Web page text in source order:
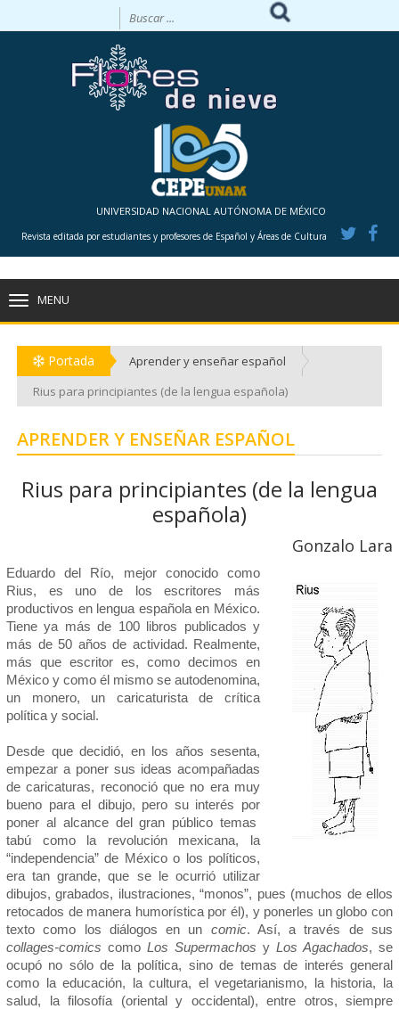
UNIVERSIDAD NACIONAL AUTÓNOMA DE MÉXICO
Revista editada por estudiantes y profesores de Español y Áreas de Cultura
MENU
Portada
Aprender y enseñar español
Rius para principiantes (de la lengua española)
APRENDER Y ENSEÑAR ESPAÑOL
Rius para principiantes (de la lengua
española)
Gonzalo Lara
Eduardo del Río, mejor conocido como
Rius, es uno de los escritores más
productivos en lengua española en México.
Tiene ya más de 100 libros publicados y
más de 50 años de actividad. Realmente,
más que escritor es, como decimos en
México y como él mismo se autodenomina,
un monero, un caricaturista de crítica
política y social.
Desde que decidió, en los años sesenta,
empezar a poner sus ideas acompañadas
de caricaturas, reconoció que no era muy
bueno para el dibujo, pero su interés por
poner al alcance del gran público temas
tabú como la revolución mexicana, la
“independencia” de México o los políticos,
era tan grande, que se le ocurrió utilizar
dibujos, grabados, ilustraciones, “monos”, pues (muchos de ellos
retocados de manera humorística por él), y ponerles un globo con
texto como los diálogos en un comic. Así, a través de sus
collages-comics como Los Supermachos y Los Agachados, se
ocupó no sólo de la política, sino de temas de interés general
como la educación, la cultura, el vegetarianismo, la historia, la
salud, la filosofía (oriental y occidental), entre otros, siempre